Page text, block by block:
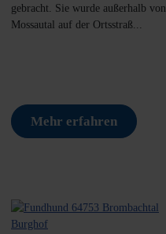
gebracht. Sie wurde außerhalb von
Mossautal auf der Ortsstraß...
Mehr erfahren